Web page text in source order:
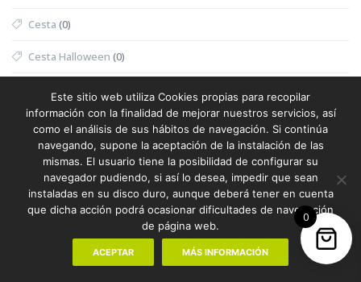
Cesta (0)
Cesta Halloween (0)
Cesta Picnic (0)
Cesta Térmica (0)
Chaleco(1)
Chaleco Mujer(0)
Chaleco Reflectante(0)
0
Este sitio web utiliza Cookies propias para recopilar
información con la finalidad de mejorar nuestros servicios, así
como el análisis de sus hábitos de navegación. Si continúa
navegando, supone la aceptación de la instalación de las
mismas. El usuario tiene la posibilidad de configurar su
navegador pudiendo, si así lo desea, impedir que sean
instaladas en su disco duro, aunque deberá tener en cuenta
que dicha acción podrá ocasionar dificultades de navegación
de página web.
ACEPTAR MÁS INFORMACIÓN